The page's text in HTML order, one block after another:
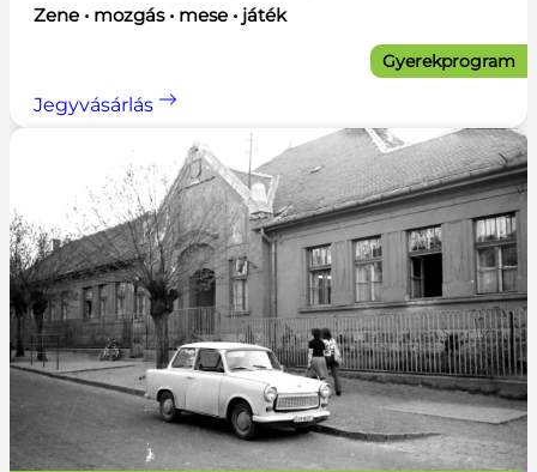
Zene • mozgás • mese • játék
Jegyvásárlás
Gyerekprogram